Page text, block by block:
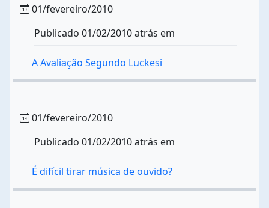
01/fevereiro/2010
Publicado 01/02/2010 atrás em
A Avaliação Segundo Luckesi
01/fevereiro/2010
Publicado 01/02/2010 atrás em
É difícil tirar música de ouvido?